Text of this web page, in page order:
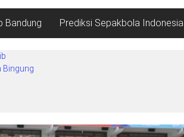
Bandung Prediksi Sepakbola Indonesia
Bingung